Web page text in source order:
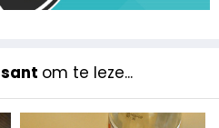
om te leze...